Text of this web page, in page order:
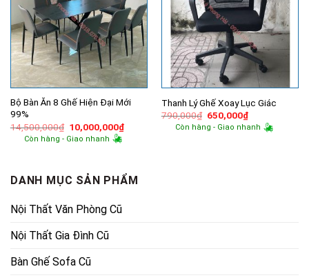
Bộ Bàn Ăn 8 Ghế Hiện Đại Mới
99%
14,500,000₫ Giá
gốc
là:
10,000,000₫Giá
hiện
Còn hàng - Giao nhanh
Thanh Lý Ghế Xoay Lục Giác
790,000₫ Giá
gốc
là:
650,000₫Giá
hiện
tại
Còn hàng - Giao nhanh
DANH MỤC SẢN PHẨM
Nội Thất Văn Phòng Cũ
Nội Thất Gia Đình Cũ
Bàn Ghế Sofa Cũ